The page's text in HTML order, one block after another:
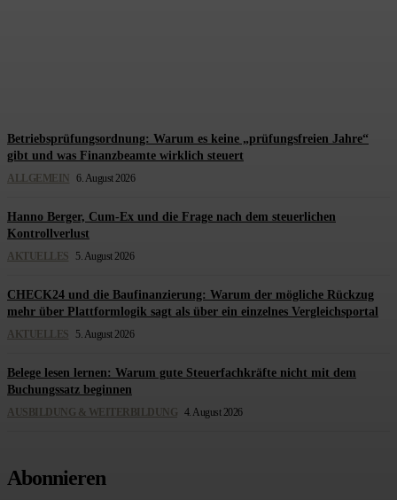
Betriebsprüfungsordnung: Warum es keine „prüfungsfreien Jahre“
gibt und was Finanzbeamte wirklich steuert
ALLGEMEIN 6. August 2026
Hanno Berger, Cum-Ex und die Frage nach dem steuerlichen
Kontrollverlust
AKTUELLES 5. August 2026
CHECK24 und die Baufinanzierung: Warum der mögliche Rückzug
mehr über Plattformlogik sagt als über ein einzelnes Vergleichsportal
AKTUELLES 5. August 2026
Belege lesen lernen: Warum gute Steuerfachkräfte nicht mit dem
Buchungssatz beginnen
AUSBILDUNG & WEITERBILDUNG 4. August 2026
Abonnieren